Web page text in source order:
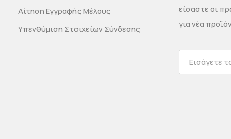
Αίτηση Εγγραφής Μέλους
Υπενθύμιση Στοιχείων Σύνδεσης
είσαστε οι
για νέα